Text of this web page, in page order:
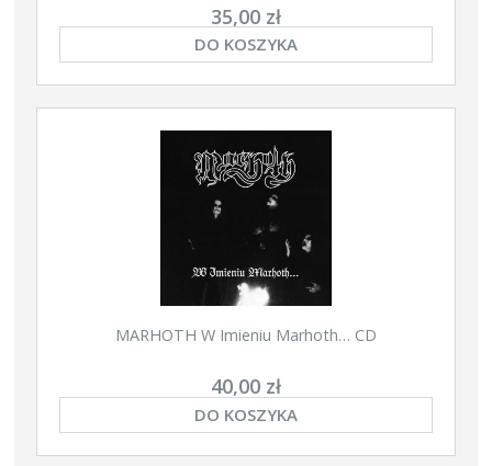
35,00 zł
DO KOSZYKA
MARHOTH W Imieniu Marhoth… CD
40,00 zł
DO KOSZYKA